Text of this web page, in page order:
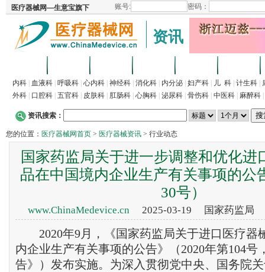
资讯
内科 血液科 呼吸科 心内科 神经科 消化科 内分泌 妇产科 儿 科 计生科
外科
口腔科 五官科 皮肤科 肛肠科 心胸科 泌尿科 骨伤科 中医科 麻醉科
资讯搜索：
您的位置： 医疗器械网首页 > 医疗器械资讯 > 行业动态
国家药监局关于进一步调整和优化进
品在中国境内企业生产有关事项的公
30号）
www.ChinaMedevice.cn2025-03-19 国家药监局
2020年9月，《国家药监局关于进口医疗器
内企业生产有关事项的公告》（2020年第104号
告》）发布实施。为深入贯彻党中央、国务院